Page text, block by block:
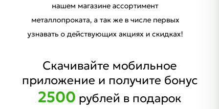
нашем магазине ассортимент
металлопроката, а так же в числе первых
узнавать о действующих акциях и скидках!
Скачивайте мобильное
приложение и получите бонус
2500 рублей в подарок